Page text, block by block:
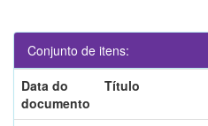
Conjunto de itens:
Data do
documento
Título